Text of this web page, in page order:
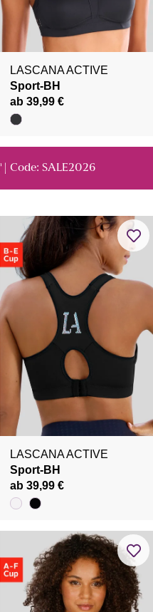
LASCANA ACTIVE
Sport-BH
ab 39,99 €
¹ | Code: SALE2026
LASCANA ACTIVE
Sport-BH
ab 39,99 €